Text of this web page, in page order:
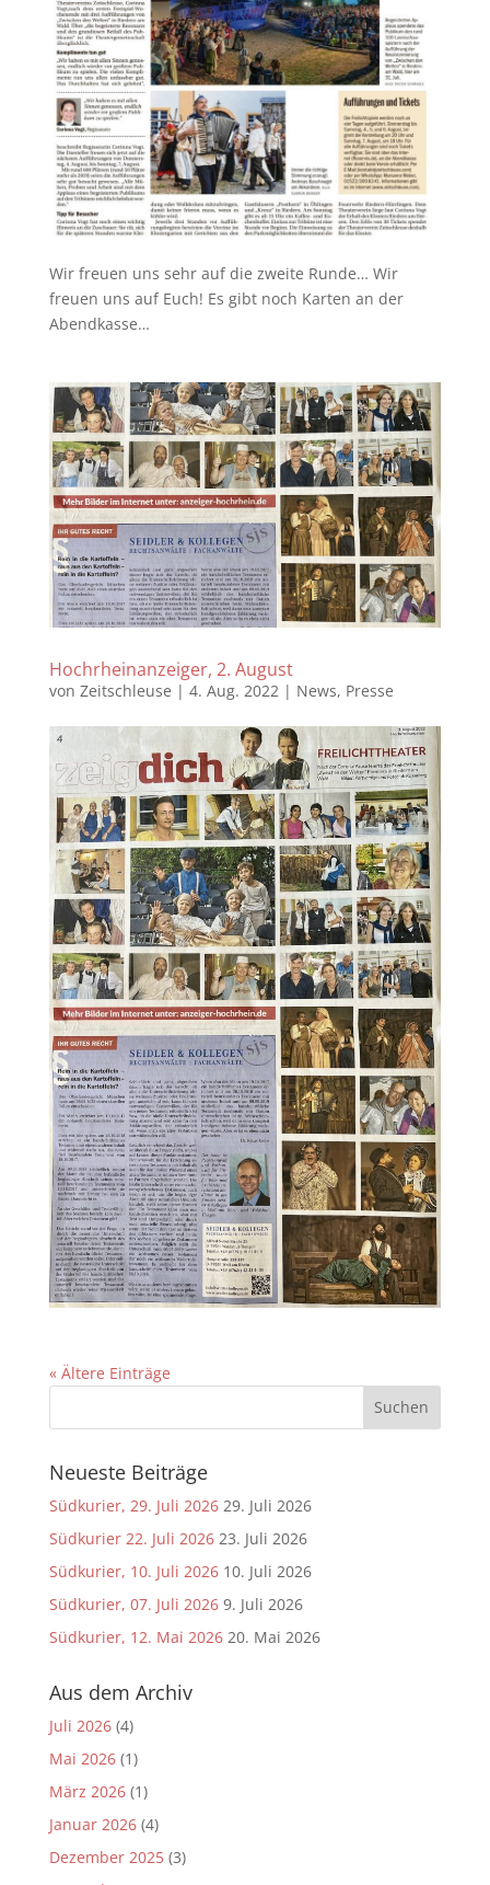
Wir freuen uns sehr auf die zweite Runde… Wir
freuen uns auf Euch! Es gibt noch Karten an der
Abendkasse…
Hochrheinanzeiger, 2. August
von Zeitschleuse | 4. Aug. 2022| News, Presse
« Ältere Einträge
Neueste Beiträge
Südkurier, 29. Juli 2026 29. Juli 2026
Südkurier 22. Juli 2026 23. Juli 2026
Südkurier, 10. Juli 2026 10. Juli 2026
Südkurier, 07. Juli 2026 9. Juli 2026
Südkurier, 12. Mai 2026 20. Mai 2026
Aus dem Archiv
Juli 2026(4)
Mai 2026(1)
März 2026(1)
Januar 2026(4)
Dezember 2025(3)